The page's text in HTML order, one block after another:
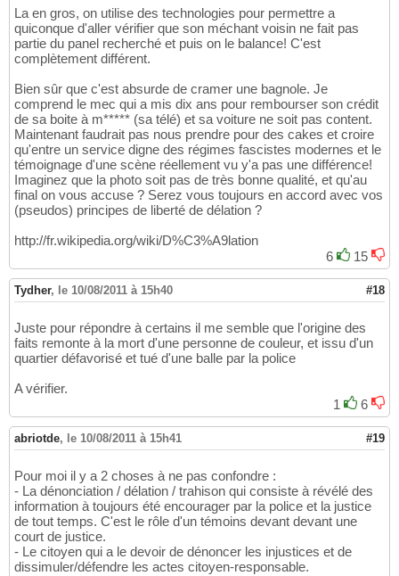
La en gros, on utilise des technologies pour permettre a
quiconque d'aller vérifier que son méchant voisin ne fait pas
partie du panel recherché et puis on le balance! C'est
complètement différent.
Bien sûr que c'est absurde de cramer une bagnole. Je
comprend le mec qui a mis dix ans pour rembourser son crédit
de sa boite à m***** (sa télé) et sa voiture ne soit pas content.
Maintenant faudrait pas nous prendre pour des cakes et croire
qu'entre un service digne des régimes fascistes modernes et le
témoignage d'une scène réellement vu y'a pas une différence!
Imaginez que la photo soit pas de très bonne qualité, et qu'au
final on vous accuse ? Serez vous toujours en accord avec vos
(pseudos) principes de liberté de délation ?
http://fr.wikipedia.org/wiki/D%C3%A9lation
6
15
Tydher, le 10/08/2011 à 15h40 #18
Juste pour répondre à certains il me semble que l'origine des
faits remonte à la mort d'une personne de couleur, et issu d'un
quartier défavorisé et tué d'une balle par la police
A vérifier.
1
6
abriotde, le 10/08/2011 à 15h41 #19
Pour moi il y a 2 choses à ne pas confondre :
- La dénonciation / délation / trahison qui consiste à révélé des
information à toujours été encourager par la police et la justice
de tout temps. C'est le rôle d'un témoins devant devant une
court de justice.
- Le citoyen qui a le devoir de dénoncer les injustices et de
dissimuler/défendre les actes citoyen-responsable.